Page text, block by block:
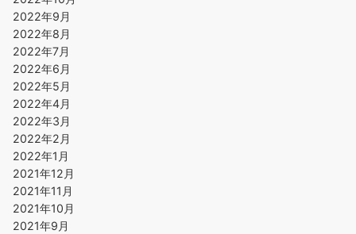
2022年9月
2022年8月
2022年7月
2022年6月
2022年5月
2022年4月
2022年3月
2022年2月
2022年1月
2021年12月
2021年11月
2021年10月
2021年9月